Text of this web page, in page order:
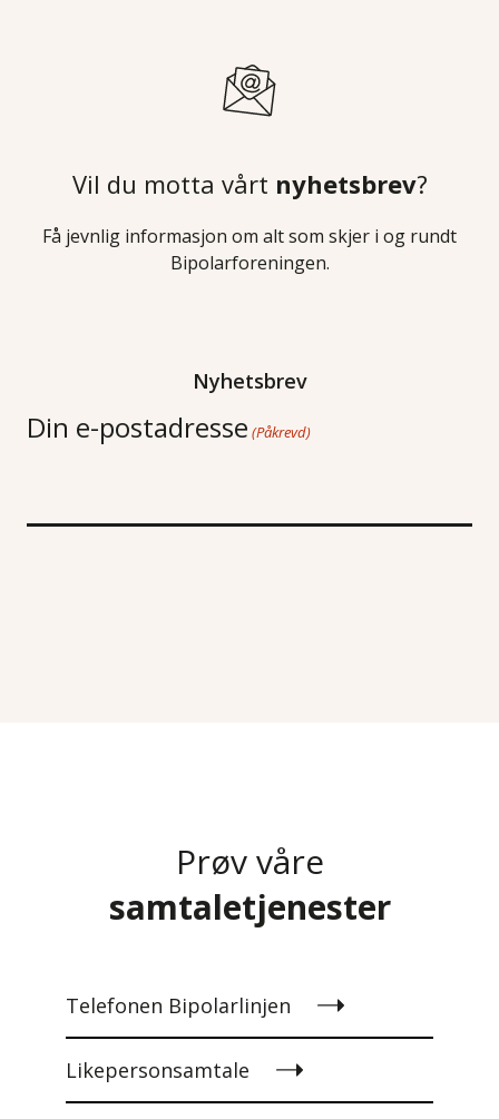
Vil du motta vårt nyhetsbrev?
Få jevnlig informasjon om alt som skjer i og rundt
Bipolarforeningen.
Nyhetsbrev
Din e-postadresse (Påkrevd)
Prøv våre
samtaletjenester
Telefonen Bipolarlinjen
Likepersonsamtale